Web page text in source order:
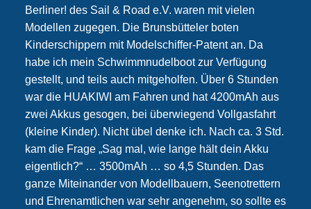
Berliner! des Sail & Road e.V. waren mit vielen
Modellen zugegen. Die Brunsbütteler boten
Kinderschippern mit Modelschiffer-Patent an. Da
habe ich mein Schwimmnudelboot zur Verfügung
gestellt, und teils auch mitgeholfen. Über 6 Stunden
war die HUAKIWI am Fahren und hat 4200mAh aus
zwei Akkus gesogen, bei überwiegend Vollgasfahrt
(kleine Kinder). Nicht übel denke ich. Nach ca. 3 Std.
kam die Frage „Sag mal, wie lange hält dein Akku
eigentlich?“ … 3500mAh … so 4,5 Stunden. Das
ganze Miteinander von Modellbauern, Seenotrettern
und Ehrenamtlichen war sehr angenehm, so sollte es